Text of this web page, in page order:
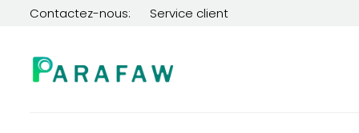
Contactez-nous: Service client